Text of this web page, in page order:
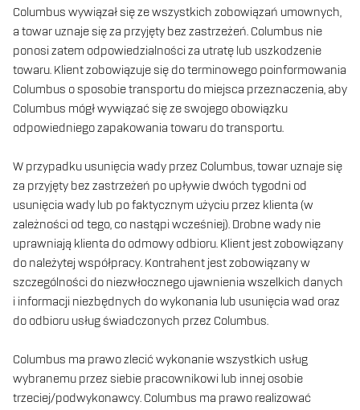
Columbus wywiązał się ze wszystkich zobowiązań umownych,
a towar uznaje się za przyjęty bez zastrzeżeń. Columbus nie
ponosi zatem odpowiedzialności za utratę lub uszkodzenie
towaru. Klient zobowiązuje się do terminowego poinformowania
Columbus o sposobie transportu do miejsca przeznaczenia, aby
Columbus mógł wywiązać się ze swojego obowiązku
odpowiedniego zapakowania towaru do transportu.
W przypadku usunięcia wady przez Columbus, towar uznaje się
za przyjęty bez zastrzeżeń po upływie dwóch tygodni od
usunięcia wady lub po faktycznym użyciu przez klienta (w
zależności od tego, co nastąpi wcześniej). Drobne wady nie
uprawniają klienta do odmowy odbioru. Klient jest zobowiązany
do należytej współpracy. Kontrahent jest zobowiązany w
szczególności do niezwłocznego ujawnienia wszelkich danych
i informacji niezbędnych do wykonania lub usunięcia wad oraz
do odbioru usług świadczonych przez Columbus.
Columbus ma prawo zlecić wykonanie wszystkich usług
wybranemu przez siebie pracownikowi lub innej osobie
trzeciej/podwykonawcy. Columbus ma prawo realizować